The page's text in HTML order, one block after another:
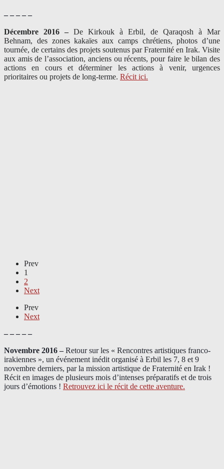
– – – – –
Décembre 2016 – De Kirkouk à Erbil, de Qaraqosh à Mar
Behnam, des zones kakaïes aux camps chrétiens, photos d’une
tournée, de certains des projets soutenus par Fraternité en Irak. Visite
aux amis de l’association, anciens ou récents, pour faire le bilan des
actions en cours et déterminer les actions à venir, urgences
prioritaires ou projets de long-terme. Récit ici.
Prev
1
2
Next
Prev
Next
– – – – –
Novembre 2016 – Retour sur les « Rencontres artistiques franco-
irakiennes », un événement inédit organisé à Erbil les 7, 8 et 9
novembre derniers, par la mission artistique de Fraternité en Irak !
Récit en images de plusieurs mois d’intenses préparatifs et de trois
jours d’émotions ! Retrouvez ici le récit de cette aventure.